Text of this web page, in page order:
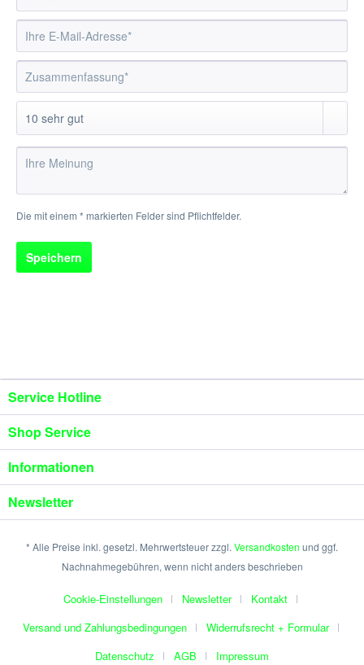
Die mit einem * markierten Felder sind Pflichtfelder.
Speichern
Service Hotline
Shop Service
Informationen
Newsletter
* Alle Preise inkl. gesetzl. Mehrwertsteuer zzgl. Versandkosten und ggf.
Nachnahmegebühren, wenn nicht anders beschrieben
Cookie-Einstellungen Newsletter
Kontakt
Versand und Zahlungsbedingungen
Widerrufsrecht + Formular
Datenschutz
AGB Impressum